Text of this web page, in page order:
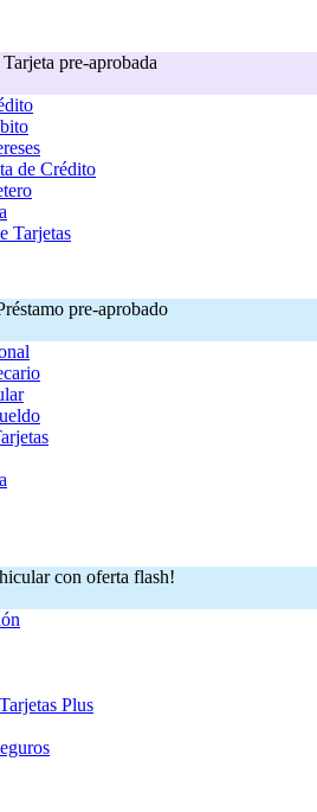
pre-aprobada
de Crédito
Tarjetas
pre-aprobado
con oferta flash!
Plus